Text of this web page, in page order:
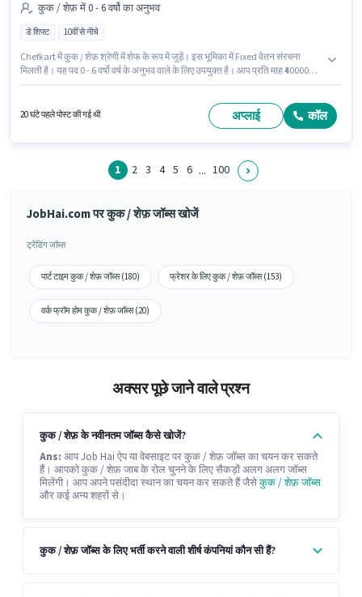
कुक / शेफ़ में 0 - 6 वर्षो का अनुभव
डे शिफ्ट 10वीं से नीचे
Chefkart में कुक / शेफ़ श्रेणी में शेफ के रूप में जुड़ें। इस भूमिका में Fixed वेतन संरचना
मिलती है। यह पद 0 - 6 वर्षो वर्ष के अनुभव वाले के लिए उपयुक्त है। आप प्रति माह ₹40000
भूमिका के लिए उपयुक्त हैं।
20 घंटे पहले पोस्ट की गई थी अप्लाई कॉल
1 2 3 4 5 6 ... 100
JobHai.com पर कुक / शेफ़ जॉब्स खोजें
ट्रेंडिंग जॉब्स
पार्ट टाइम कुक / शेफ़ जॉब्स (180) फ्रेशर के लिए कुक / शेफ़ जॉब्स (153)
वर्क फ्रॉम होम कुक / शेफ़ जॉब्स (20)
अक्सर पूछे जाने वाले प्रश्न
कुक / शेफ़ के नवीनतम जॉब्स कैसे खोजें?
Ans: आप Job Hai ऐप या वेबसाइट पर कुक / शेफ़ जॉब्स का चयन कर सकते
हैं। आपको कुक / शेफ़ जाब के रोल चुनने के लिए सैकड़ों अलग अलग जॉब्स
मिलेंगी। आप अपने पसंदीदा स्थान का चयन कर सकते हैं जैसेकुक / शेफ़ जॉब्स
और कई अन्य शहरों से।
कुक / शेफ़ जॉब्स के लिए भर्ती करने वाली शीर्ष कंपनियां कौन सी हैं?